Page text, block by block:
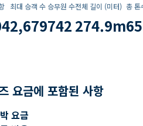
최대 승객 수
2,679
승무원 수
742
전체 길이 (미터)
274.9m
총 톤
요금에 포함된 사항
요금